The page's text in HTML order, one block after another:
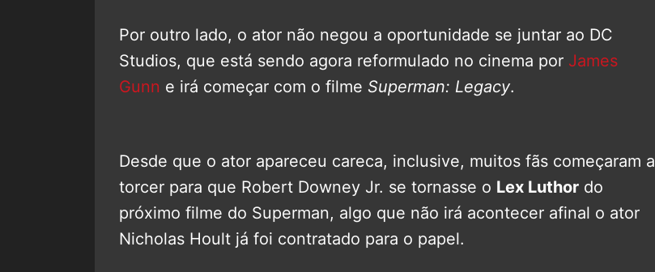
Por outro lado, o ator não negou a oportunidade se juntar ao DC
Studios, que está sendo agora reformulado no cinema por James
Gunn e irá começar com o filme Superman: Legacy.
Desde que o ator apareceu careca, inclusive, muitos fãs começaram a
torcer para que Robert Downey Jr. se tornasse o Lex Luthor do
próximo filme do Superman, algo que não irá acontecer afinal o ator
Nicholas Hoult já foi contratado para o papel.